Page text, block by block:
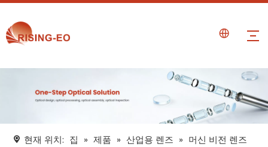
현재 위치: 집 » 제품 » 산업용 렌즈 » 머신 비전 렌즈